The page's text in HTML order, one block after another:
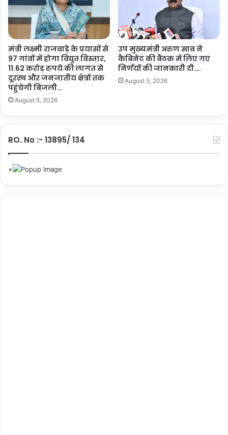
मंत्री लक्ष्मी राजवाड़े के प्रयासों से
97 गांवों में होगा विद्युत विस्तार,
11.62 करोड़ रुपये की लागत से
दूरस्थ और जनजातीय क्षेत्रों तक
पहुंचेगी बिजली…
August 5, 2026
उप मुख्यमंत्री अरुण साव ने
कैबिनेट की बैठक में लिए गए
निर्णयों की जानकारी दी….
August 5, 2026
RO. No :- 13895/ 134